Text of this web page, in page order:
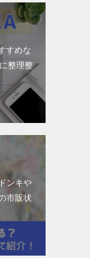
すめな
整理整
ンキや
市販状